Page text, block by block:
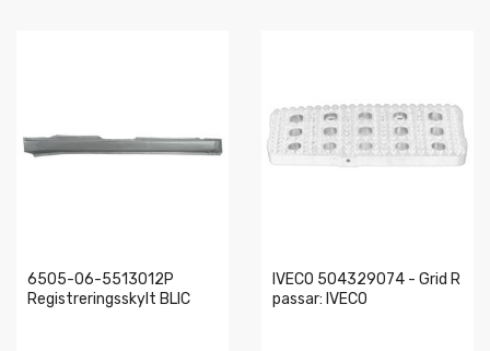
6505-06-5513012P
Registreringsskylt BLIC
IVECO 504329074 - Grid R
passar: IVECO